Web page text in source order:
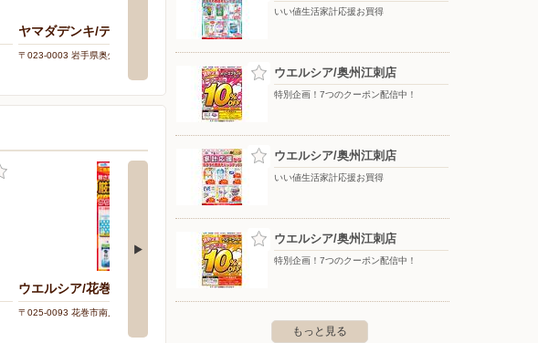
ヤマダデンキ/テックランド水沢店
〒023-0003 岩手県奥州市水沢佐倉河字矢中35-1 〒023-0003 岩手県奥州市水沢区佐倉河字東柳の町10-1
ウエルシア/花巻南川原店
〒025-0093 花巻市南川原町126-1
いい値生活家計応援お買得
ウエルシア/奥州江刺店
特別企画！7つのクーポン配信中！
ウエルシア/奥州江刺店
いい値生活家計応援お買得
ウエルシア/奥州江刺店
特別企画！7つのクーポン配信中！
もっと見る